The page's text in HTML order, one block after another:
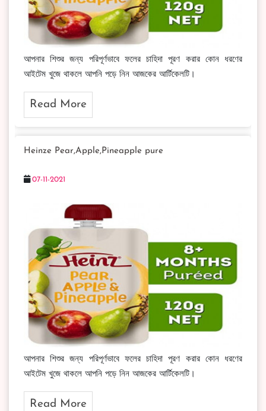
আপনার শিশুর জন্য পরিপূর্ণভাবে ফলের চাহিদা পূরণ করার কোন ধরণের
আইটেম খুজে থাকলে আপনি পড়ে নিন আজকের আর্টিকেলটি।
Read More
Heinze Pear,Apple,Pineapple pure
07-11-2021
আপনার শিশুর জন্য পরিপূর্ণভাবে ফলের চাহিদা পূরণ করার কোন ধরণের
আইটেম খুজে থাকলে আপনি পড়ে নিন আজকের আর্টিকেলটি।
Read More